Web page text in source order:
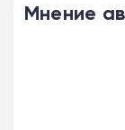
Мнение